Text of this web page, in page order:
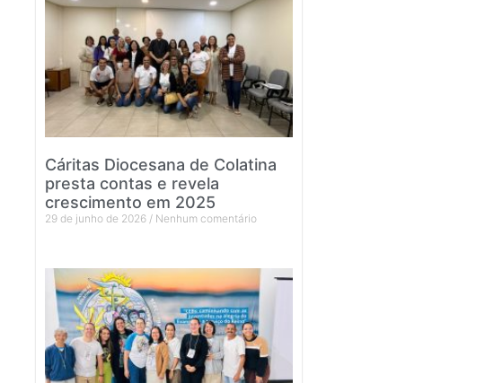
Cáritas Diocesana de Colatina
presta contas e revela
crescimento em 2025
29 de junho de 2026 Nenhum comentário